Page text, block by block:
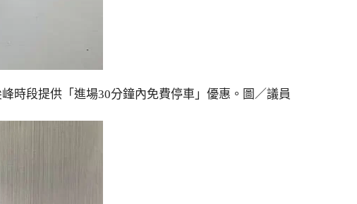
時段提供「進場30分鐘內免費停車」優惠。圖／議員